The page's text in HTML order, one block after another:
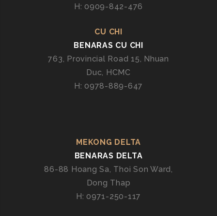
H: 0909-842-476
CU CHI
BENARAS CU CHI
763, Provincial Road 15, Nhuan
Duc, HCMC
H: 0978-889-647
MEKONG DELTA
BENARAS DELTA
86-88 Hoang Sa, Thoi Son Ward,
Dong Thap
H: 0971-250-117